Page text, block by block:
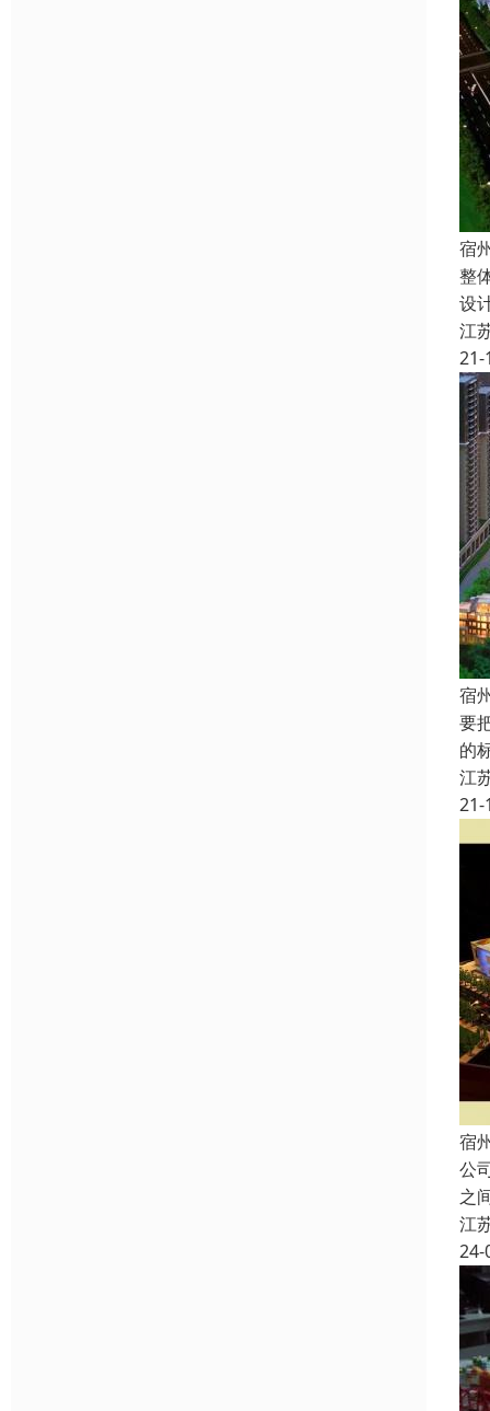
宿
整
设
江
21-
宿
要
的
江
21-
宿
公
之
江
24-